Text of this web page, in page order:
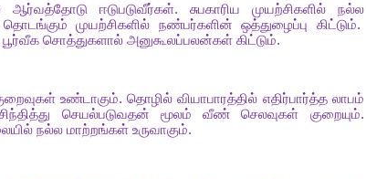
ஆர்வத்தோடு ஈடுபடுவீர்கள். சுபகாரிய முயற்சிகளில்
நல்ல
தொடங்கும் முயற்சிகளில் நண்பர்களின் ஒத்துழைப்பு கிட்டும்.
பூர்வீக சொத்துகளால் அனுகூலப்பலன்கள் கிட்டும்.
உண்டாகும்.தொழில் வியாபாரத்தில் எதிர்பார்த்த லாபம்
செயல்படுவதன் மூலம் வீண் செலவுகள் குறையும்.
நல்ல மாற்றங்கள் உருவாகும்.